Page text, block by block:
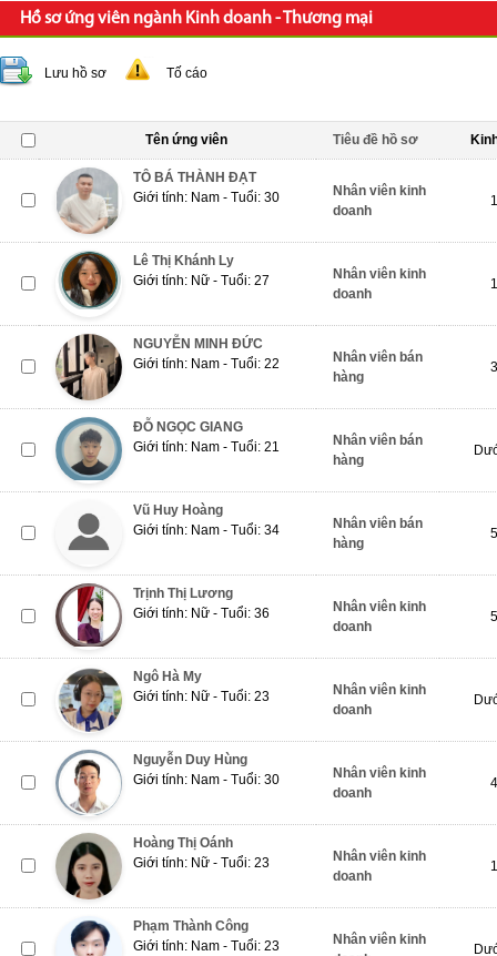
Hồ sơ ứng viên ngành Kinh doanh - Thương mại
Lưu hồ sơ Tố cáo
Tên ứng viên Tiêu đề hồ sơ
TÔ BÁ THÀNH ĐẠT
Giới tính: Nam - Tuổi: 30
Nhân viên kinh
doanh
Lê Thị Khánh Ly
Giới tính: Nữ - Tuổi: 27
Nhân viên kinh
doanh
NGUYỄN MINH ĐỨC
Giới tính: Nam - Tuổi: 22
Nhân viên bán
hàng
ĐỖ NGỌC GIANG
Giới tính: Nam - Tuổi: 21
Nhân viên bán
hàng
Vũ Huy Hoàng
Giới tính: Nam - Tuổi: 34
Nhân viên bán
hàng
Trịnh Thị Lương
Giới tính: Nữ - Tuổi: 36
Nhân viên kinh
doanh
Ngô Hà My
Giới tính: Nữ - Tuổi: 23
Nhân viên kinh
doanh
Nguyễn Duy Hùng
Giới tính: Nam - Tuổi: 30
Nhân viên kinh
doanh
Hoàng Thị Oánh
Giới tính: Nữ - Tuổi: 23
Nhân viên kinh
doanh
Phạm Thành Công
Giới tính: Nam - Tuổi: 23
Nhân viên kinh